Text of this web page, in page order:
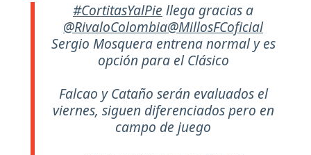
#CortitasYalPie llega gracias a
@RivaloColombia@MillosFCoficial
Sergio Mosquera entrena normal y es
opción para el Clásico
Falcao y Cataño serán evaluados el
viernes, siguen diferenciados pero en
campo de juego